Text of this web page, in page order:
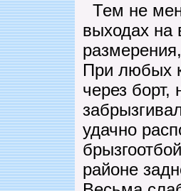
Тем не
выходах на
При любых
через борт,
удачно
районе